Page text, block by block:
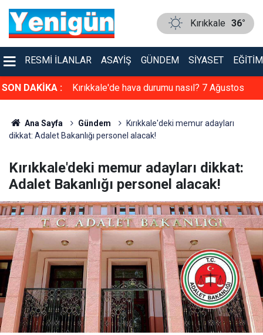
Kırıkkale 36°
RESMI İLANLAR ASAYIŞ GÜNDEM SIYASET EĞITIM
SON DAKİKA :
7 Ağustos Kırıkkale'de hava durumu nasıl? 7 Ağustos
Ana Sayfa Gündem
Kırıkkale'deki memur adayları
dikkat: Adalet Bakanlığı personel alacak!
Kırıkkale'deki memur adayları dikkat:
Adalet Bakanlığı personel alacak!